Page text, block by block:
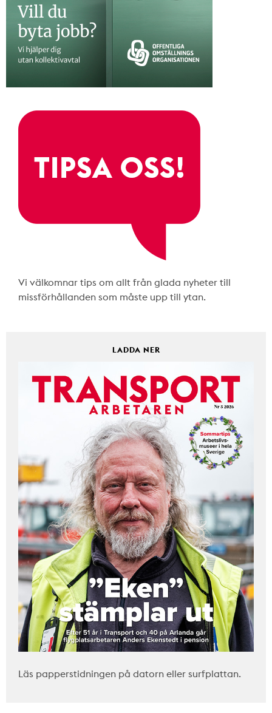
Vi välkomnar tips om allt från glada nyheter till
missförhållanden som måste upp till ytan.
LADDA NER
Läs papperstidningen på datorn eller surfplattan.